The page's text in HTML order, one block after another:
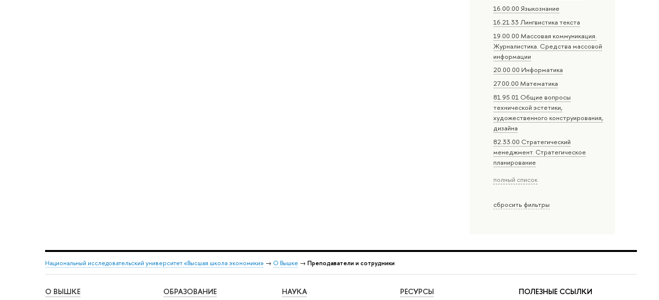
16.00.00 Языкознание
16.21.33 Лингвистика текста
19.00.00 Массовая коммуникация.
Журналистика. Средства массовой
информации
20.00.00 Информатика
27.00.00 Математика
81.95.01 Общие вопросы
технической эстетики,
художественного конструирования,
дизайна
82.33.00 Стратегический
менеджмент. Стратегическое
планирование
полный список
сбросить фильтры
Национальный исследовательский университет «Высшая школа экономики» → О Вышке → Преподаватели и сотрудники
О ВЫШКЕ ОБРАЗОВАНИЕ НАУКА РЕСУРСЫ ПОЛЕЗНЫЕ ССЫЛКИ